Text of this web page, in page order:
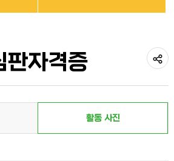
판자격증
유
활동 사진